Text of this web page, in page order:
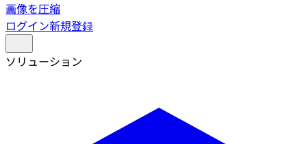
画像を圧縮
ログイン新規登録
ソリューション